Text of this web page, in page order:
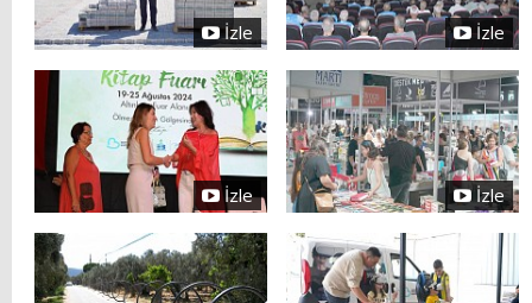
İzle İzle
İzle İzle